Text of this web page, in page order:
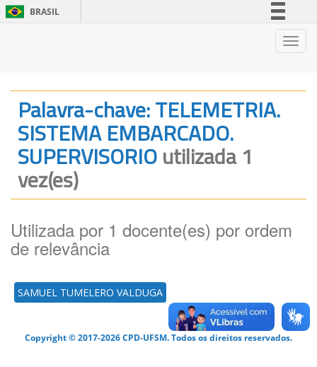
BRASIL
Legislação
Canais
Palavra-chave: TELEMETRIA.
SISTEMA EMBARCADO.
SUPERVISORIOutilizada 1
vez(es)
Utilizada por 1 docente(es) por ordem
de relevância
SAMUEL TUMELERO VALDUGA
Copyright © 2017-2026 CPD-UFSM. Todos os direitos reservados.